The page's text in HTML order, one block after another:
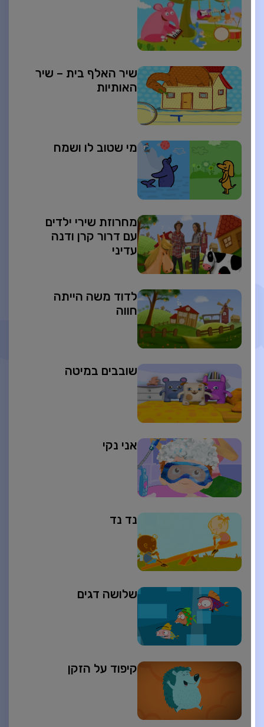
שיר האלף בית – שיר
האותיות
מי שטוב לו ושמח
מחרוזת שירי ילדים
עם דרור קרן ודנה
עדיני
לדוד משה הייתה
חווה
שובבים במיטה
אני נקי
נד נד
שלושה דגים
קיפוד על הזקן